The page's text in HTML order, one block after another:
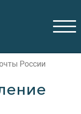
России